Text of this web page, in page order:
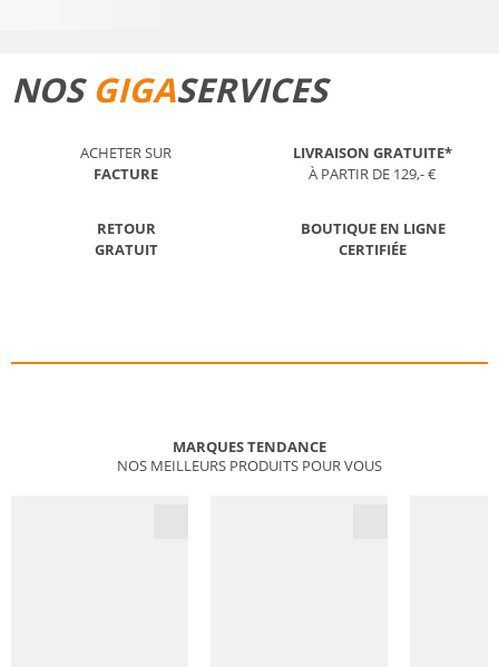
NOS GIGASERVICES
ACHETER SUR
FACTURE
LIVRAISON GRATUITE*
À PARTIR DE 129,- €
RETOUR
GRATUIT
BOUTIQUE EN LIGNE
CERTIFIÉE
MARQUES TENDANCE
NOS MEILLEURS PRODUITS POUR VOUS